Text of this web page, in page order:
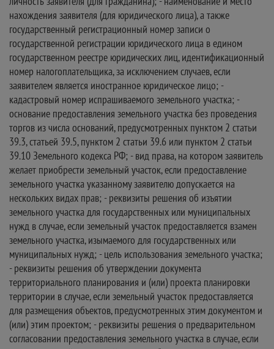
нахождения заявителя (для юридического лица), а также
государственный регистрационный номер записи о
государственной регистрации юридического лица в едином
государственном реестре юридических лиц, идентификационный
номер налогоплательщика, за исключением случаев, если
заявителем является иностранное юридическое лицо; -
кадастровый номер испрашиваемого земельного участка; -
основание предоставления земельного участка без проведения
торгов из числа оснований, предусмотренных пунктом 2 статьи
39.3, статьей 39.5, пунктом 2 статьи 39.6 или пунктом 2 статьи
39.10 Земельного кодекса РФ; - вид права, на котором заявитель
желает приобрести земельный участок, если предоставление
земельного участка указанному заявителю допускается на
нескольких видах прав; - реквизиты решения об изъятии
земельного участка для государственных или муниципальных
нужд в случае, если земельный участок предоставляется взамен
земельного участка, изымаемого для государственных или
муниципальных нужд; - цель использования земельного участка;
- реквизиты решения об утверждении документа
территориального планирования и (или) проекта планировки
территории в случае, если земельный участок предоставляется
для размещения объектов, предусмотренных этим документом и
(или) этим проектом; - реквизиты решения о предварительном
согласовании предоставления земельного участка в случае, если